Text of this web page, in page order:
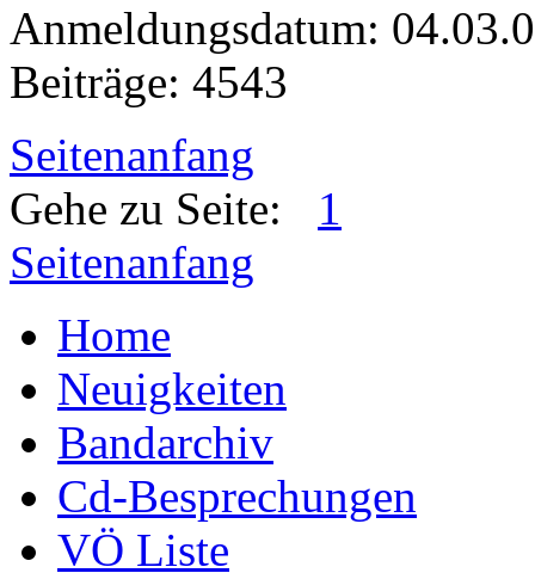
Anmeldungsdatum:
Beiträge: 4543
Seitenanfang
Gehe zu Seite: 1
Seitenanfang
Home
Neuigkeiten
Bandarchiv
Cd-Besprechungen
VÖ Liste